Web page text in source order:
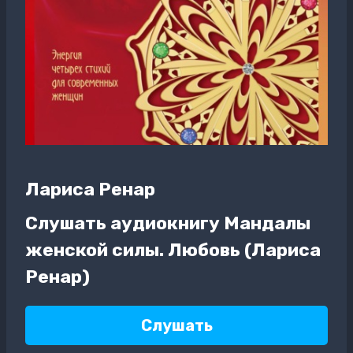
Лариса Ренар
Слушать аудиокнигу Мандалы
женской силы. Любовь (Лариса
Ренар)
Слушать